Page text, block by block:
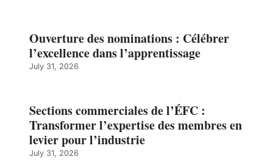
Ouverture des nominations : Célébrer
l’excellence dans l’apprentissage
July 31, 2026
Sections commerciales de l’ÉFC :
Transformer l’expertise des membres en
levier pour l’industrie
July 31, 2026